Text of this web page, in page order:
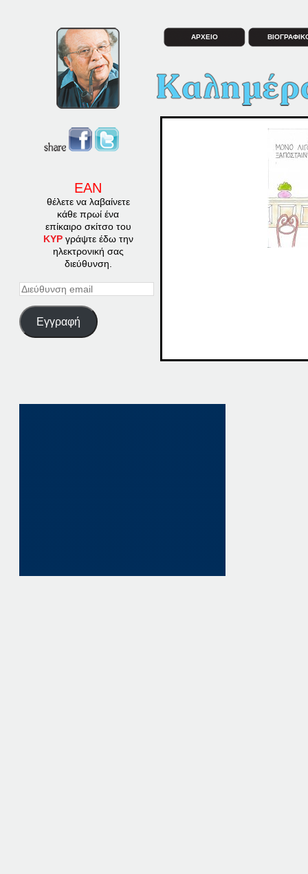
ΕΑΝ
θέλετε να λαβαίνετε
κάθε πρωί ένα
επίκαιρο σκίτσο του
ΚΥΡγράψτε έδω την
ηλεκτρονική σας
διεύθυνση.
Διεύθυνση
Εγγραφή
ΑΡΧΕΙΟ